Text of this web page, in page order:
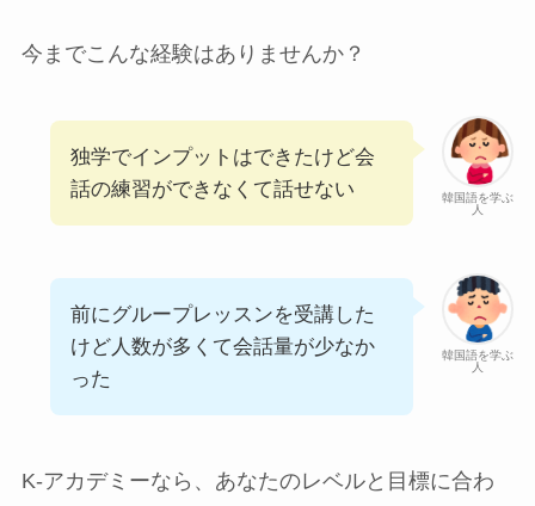
今までこんな経験はありませんか？
韓国語を学ぶ
人
独学でインプットはできたけど会
話の練習ができなくて話せない
韓国語を学ぶ
人
前にグループレッスンを受講した
けど人数が多くて会話量が少なか
った
K-アカデミーなら、あなたのレベルと目標に合わ